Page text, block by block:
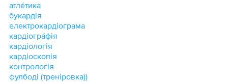
атле́тика
букардія
електрокардіограма
кардіогра́фія
кардіологія
кардіоскопія
контрологія
фулбоді (треніровка))